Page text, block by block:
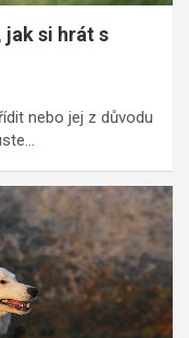
jak si hrát s
nebo jej z důvodu